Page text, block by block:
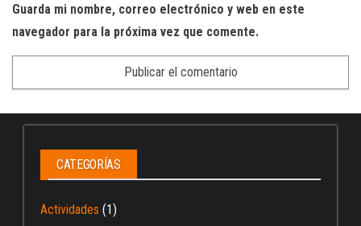
Guarda mi nombre, correo electrónico y web en este
navegador para la próxima vez que comente.
CATEGORÍAS
Actividades (1)